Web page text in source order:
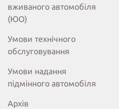
вживаного автомобіля
(ЮО)
Умови технічного
обслуговування
Умови надання
підмінного автомобіля
Архів